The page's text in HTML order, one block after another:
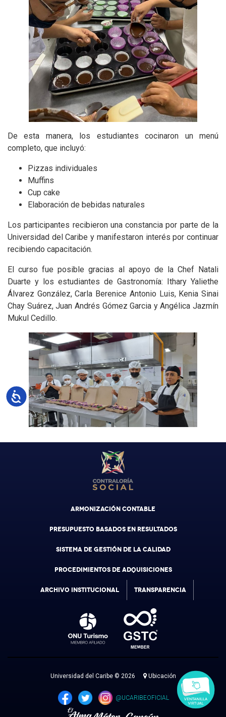
Accesibilidad
De esta manera, los estudiantes cocinaron un menú
completo, que incluyó:
Pizzas individuales
Muffins
Cup cake
Elaboración de bebidas naturales
Los participantes recibieron una constancia por parte de la
Universidad del Caribe y manifestaron interés por continuar
recibiendo capacitación.
El curso fue posible gracias al apoyo de la Chef Natali
Duarte y los estudiantes de Gastronomía: Ithary Yaliethe
Álvarez González, Carla Berenice Antonio Luis, Kenia Sinai
Chay Suárez, Juan Andrés Gómez Garcia y Angélica Jazmín
Mukul Cedillo.
ARMONIZACIÓN CONTABLE
PRESUPUESTO BASADOS EN RESULTADOS
SISTEMA DE GESTIÓN DE LA CALIDAD
PROCEDIMIENTOS DE ADQUISICIONES
ARCHIVO INSTITUCIONAL TRANSPARENCIA
Universidad del Caribe © 2026 Ubicación
@UCARIBEOFICIAL